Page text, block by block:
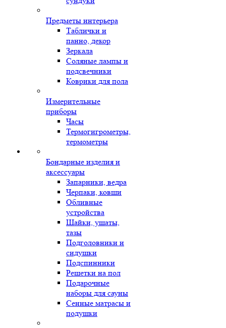
Предметы интерьера
Таблички и
панно, декор
Зеркала
Соляные лампы и
подсвечники
Коврики для пола
Измерительные
приборы
Часы
Термогигрометры,
термометры
Бондарные изделия и
аксессуары
Запарники, ведра
Черпаки, ковши
Обливные
устройства
Шайки, ушаты,
тазы
Подголовники и
сидушки
Подспинники
Решетки на пол
Подарочные
наборы для сауны
Сенные матрасы и
подушки